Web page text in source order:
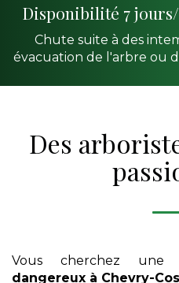
Disponibilité 7
Chute suite à des
évacuation de l'arbre ou
Des
Vous cherchez une
dangereux à Chevry-